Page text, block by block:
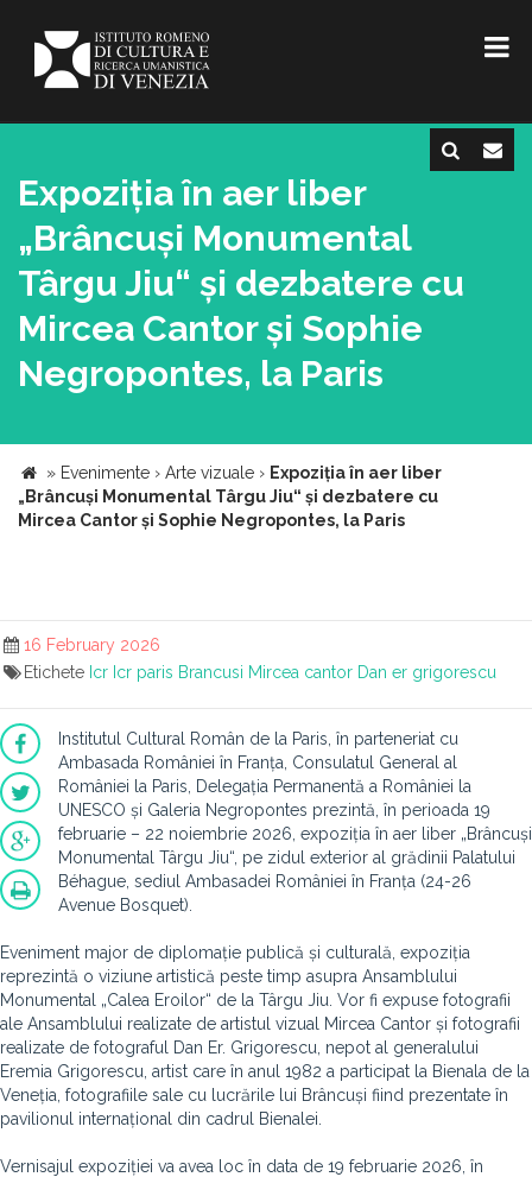
Expoziția în aer liber
„Brâncuși Monumental
Târgu Jiu“ și dezbatere cu
Mircea Cantor și Sophie
Negropontes, la Paris
» Evenimente › Arte vizuale › Expoziția în aer liber
„Brâncuși Monumental Târgu Jiu“ și dezbatere cu
Mircea Cantor și Sophie Negropontes, la Paris
16 February 2026
Etichete Icr Icr paris Brancusi Mircea cantor Dan er grigorescu
Institutul Cultural Român de la Paris, în parteneriat cu
Ambasada României în Franța, Consulatul General al
României la Paris, Delegația Permanentă a României la
UNESCO și Galeria Negropontes prezintă, în perioada 19
februarie – 22 noiembrie 2026, expoziția în aer liber „Brâncuși
Monumental Târgu Jiu“, pe zidul exterior al grădinii Palatului
Béhague, sediul Ambasadei României în Franța (24-26
Avenue Bosquet).
Eveniment major de diplomație publică și culturală, expoziția
reprezintă o viziune artistică peste timp asupra Ansamblului
Monumental „Calea Eroilor“ de la Târgu Jiu. Vor fi expuse fotografii
ale Ansamblului realizate de artistul vizual Mircea Cantor și fotografii
realizate de fotograful Dan Er. Grigorescu, nepot al generalului
Eremia Grigorescu, artist care în anul 1982 a participat la Bienala de la
Veneția, fotografiile sale cu lucrările lui Brâncuși fiind prezentate în
pavilionul internațional din cadrul Bienalei.
Vernisajul expoziției va avea loc în data de 19 februarie 2026, în